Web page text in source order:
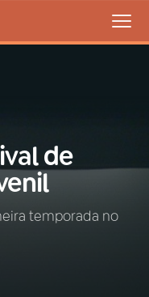
de
temporada no